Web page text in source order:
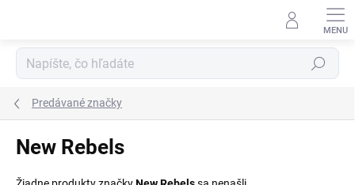
Hľadať
Predávané značky
New Rebels